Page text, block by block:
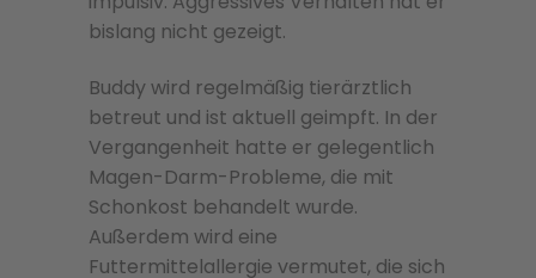
bislang nicht gezeigt.
Buddy wird regelmäßig tierärztlich
betreut und ist aktuell geimpft. In der
Vergangenheit hatte er gelegentlich
Magen-Darm-Probleme, die mit
Schonkost behandelt wurde.
Außerdem wird eine
Futtermittelallergie vermutet, die sich